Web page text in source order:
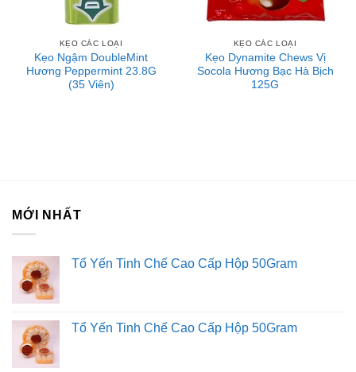
KẸO CÁC LOẠI
Kẹo Ngậm DoubleMint
Hương Peppermint 23.8G
(35 Viên)
KẸO CÁC LOẠI
Kẹo Dynamite Chews Vị
Socola Hương Bạc Hà Bịch
125G
MỚI NHẤT
Tổ Yến Tinh Chế Cao Cấp Hộp 50Gram
Tổ Yến Tinh Chế Cao Cấp Hộp 50Gram